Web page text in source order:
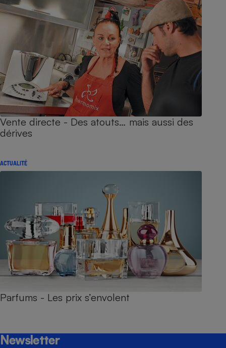
Vente directe - Des atouts… mais aussi des
dérives
ACTUALITÉ
Parfums - Les prix s’envolent
Newsletter